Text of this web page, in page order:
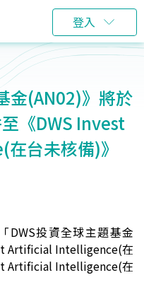
登入
金(AN02)》將於
《DWS Invest
台未核備)》
DWS投資全球主題基金
Artificial Intelligence(在
Artificial Intelligence(在